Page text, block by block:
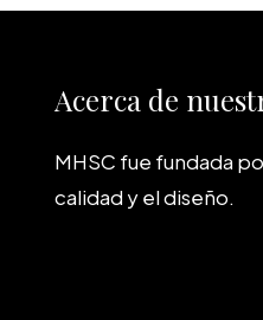
Acerca de
MHSC fue fundada
calidad y el diseño.